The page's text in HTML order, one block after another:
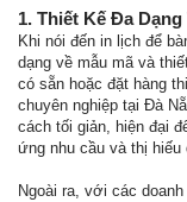
1. Thiết Kế Đa
Khi nói đến in lịch để
dạng về mẫu mã và
có sẵn hoặc đặt hàng
chuyên nghiệp tại Đà
cách tối giản, hiện đại
ứng nhu cầu và thị
Ngoài ra, với các